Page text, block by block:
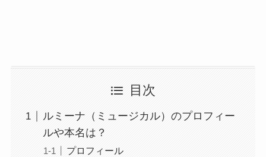
目次
ルミーナ（ミュージカル）のプロフィー
ルや本名は？
プロフィール